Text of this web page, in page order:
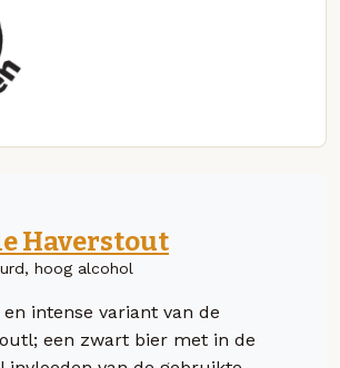
Haverstout
hoog alcohol
en intense variant van de
een zwart bier met in de